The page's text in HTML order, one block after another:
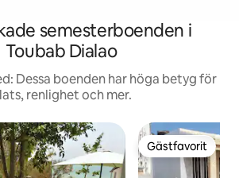
semesterboenden i
Toubab Dialao
Dessa boenden har höga betyg för
renlighet och mer.
Gästfavorit
Gästfavorit